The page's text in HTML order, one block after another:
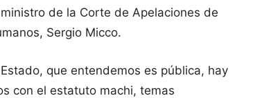
de la Corte de Apelaciones de
Sergio Micco.
que entendemos es pública, hay
con el estatuto machi, temas